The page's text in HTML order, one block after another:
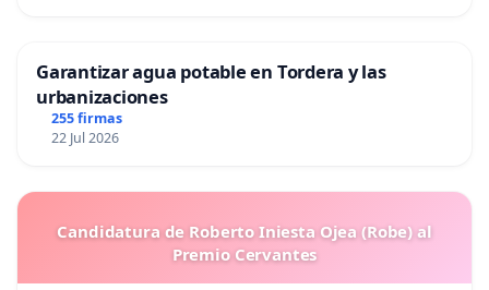
Garantizar agua potable en Tordera y las
urbanizaciones
255 firmas
22 Jul 2026
Candidatura de Roberto Iniesta Ojea (Robe) al
Premio Cervantes